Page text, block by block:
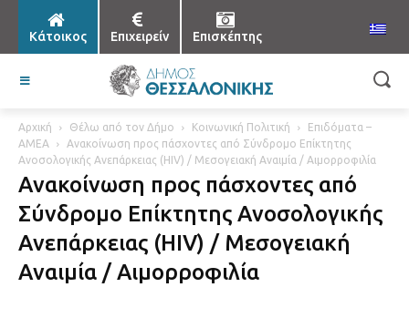
Κάτοικος Επιχειρείν Επισκέπτης
Αρχική Θέλω από τον Δήμο Κοινωνική Πολιτική
Επιδόματα –
ΑΜΕΑ
Ανακοίνωση προς πάσχοντες από Σύνδρομο Επίκτητης
Ανοσολογικής Ανεπάρκειας (HIV) / Μεσογειακή Αναιμία / Αιμορροφιλία
Ανακοίνωση προς πάσχοντες από
Σύνδρομο Επίκτητης Ανοσολογικής
Ανεπάρκειας (HIV) / Μεσογειακή
Αναιμία / Αιμορροφιλία